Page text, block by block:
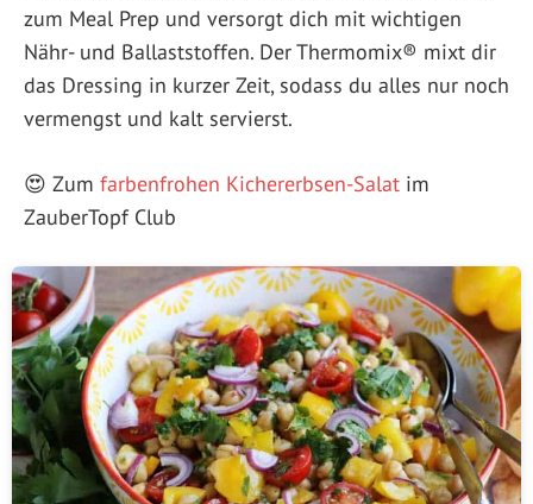
zum Meal Prep und versorgt dich mit wichtigen
Nähr- und Ballaststoffen. Der Thermomix® mixt dir
das Dressing in kurzer Zeit, sodass du alles nur noch
vermengst und kalt servierst.
😍 Zum farbenfrohen Kichererbsen-Salat im
ZauberTopf Club